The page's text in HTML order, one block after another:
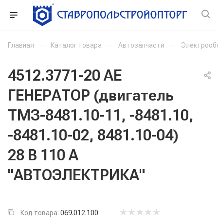
Главная — Каталог товара — Автозапчасти —
4512.3771-20 AE
ГЕНЕРАТОР (двигатель
ТМЗ-8481.10-11, -8481.10,
-8481.10-02, 8481.10-04)
28 В 110 А
"АВТОЭЛЕКТРИКА"
Код товара: 069.012.100